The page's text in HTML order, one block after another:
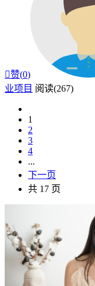
赞(0)
业项目 阅读(267)
1
2
3
4
...
下一页
共 17 页